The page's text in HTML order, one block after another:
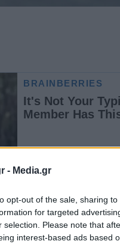
- Media.gr
opt-out of the sale, sharing
for targeted
selection. Please note that
interest-based ads based
τον σύζυγο της
Δημητρακόπουλος.